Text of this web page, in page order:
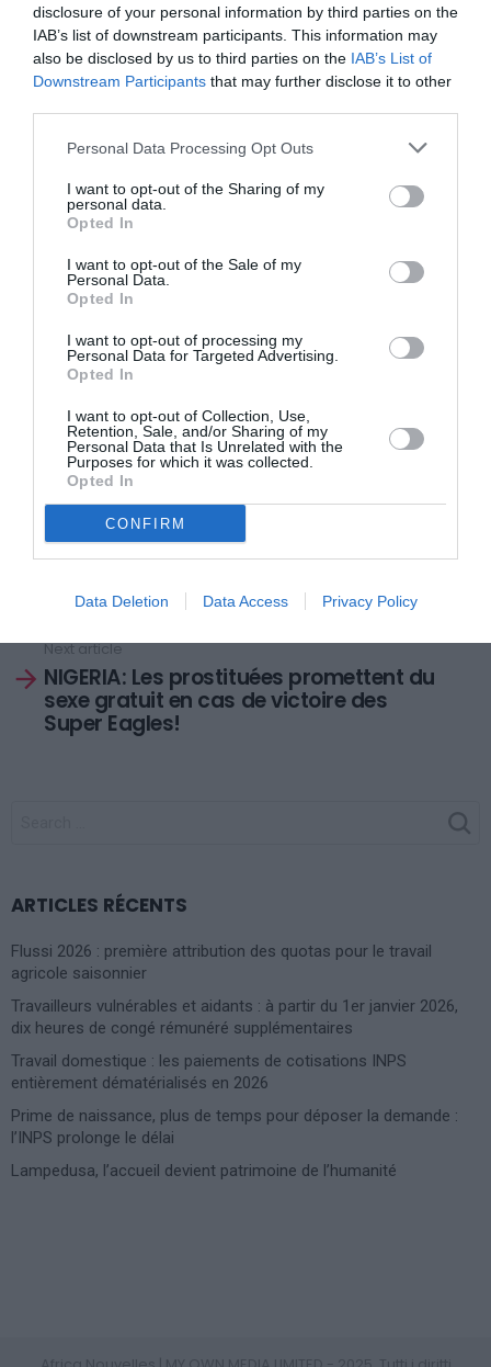
disclosure of your personal information by third parties on the
IAB’s list of downstream participants. This information may
also be disclosed by us to third parties on the IAB’s List of
Downstream Participants that may further disclose it to other
Personal Data Processing Opt Outs
I want to opt-out of the Sharing of my
personal data.
Opted In
I want to opt-out of the Sale of my
Personal Data.
Opted In
I want to opt-out of processing my
Personal Data for Targeted Advertising.
Opted In
I want to opt-out of Collection, Use,
Retention, Sale, and/or Sharing of my
Personal Data that Is Unrelated with the
Purposes for which it was collected.
Opted In
CONFIRM
Data Deletion Data Access Privacy Policy
Et pourtant ce sont les Bafana Bafana qui ont ouvert le
score grâce à Rantie à la 31 ème minute. Seydou Keita
en bon capitaine égalise à la 58
minute.
réglementaire sans se départager. Même les
prolongations n’ont pas eu raison de ce match
fatidique qui a tenu toutes ses promesses. Le Mali
qualifié mais attend de connaitre son adversaire. Ce
sera entre la Côte d’Ivoire et le Nigeria.
Une évidence: un pays de l’Afrique de l’Ouest
remportera le trophée. Le dernier pays hors de
l’Afrique de l’Ouest est éliminé !!!
more
Previous article
ARCHE DE ZOE: La justice française
rejette la demande de dommages et
intérêts réclamée par le Tchad
Next article
NIGERIA: Les prostituées promettent du
sexe gratuit en cas de victoire des
Super Eagles!
ARTICLES RÉCENTS
Flussi 2026 : première attribution des quotas pour le travail
agricole saisonnier
Travailleurs vulnérables et aidants : à partir du 1er janvier 2026,
dix heures de congé rémunéré supplémentaires
Travail domestique : les paiements de cotisations INPS
entièrement dématérialisés en 2026
Prime de naissance, plus de temps pour déposer la demande :
l’INPS prolonge le délai
Lampedusa, l’accueil devient patrimoine de l’humanité